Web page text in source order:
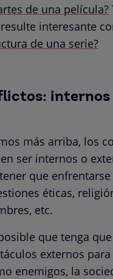
de una película?
interesante
de una serie?
internos
más arriba, los
ser internos o
que
éticas,
etc.
que tenga que
externos
enemigos, la